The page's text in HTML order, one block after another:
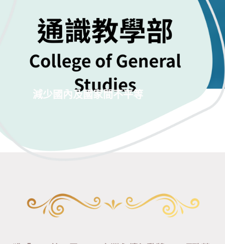
減少國內及國家間不平等